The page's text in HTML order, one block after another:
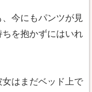
今にもパンツが見
を抱かずにはいれ
はまだベッド上で